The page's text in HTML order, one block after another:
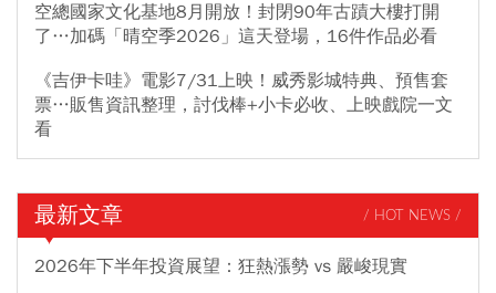
空總國家文化基地8月開放！封閉90年古蹟大樓打開
了…加碼「晴空季2026」這天登場，16件作品必看
《吉伊卡哇》電影7/31上映！威秀影城特典、預售套
票…販售資訊整理，討伐棒+小卡必收、上映戲院一文
看
最新文章 / HOT NEWS /
2026年下半年投資展望：狂熱漲勢 vs 嚴峻現實